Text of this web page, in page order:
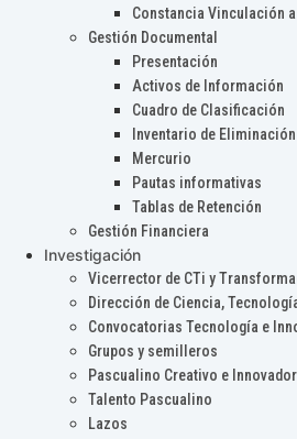
Constancia Vinculación
Gestión Documental
Presentación
Activos de Información
Cuadro de Clasificación
Inventario de Eliminación
Mercurio
Pautas informativas
Tablas de Retención
Gestión Financiera
Investigación
Vicerrector de CTi y
Dirección de Ciencia,
Convocatorias Tecnología e
Grupos y semilleros
Pascualino Creativo e Innovador
Talento Pascualino
Lazos